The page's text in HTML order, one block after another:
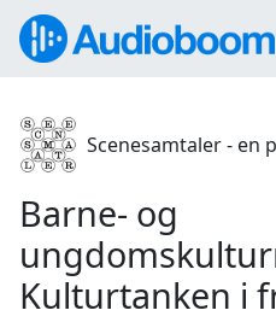
Scenesamtaler - en
Barne- og
Kulturtanken i